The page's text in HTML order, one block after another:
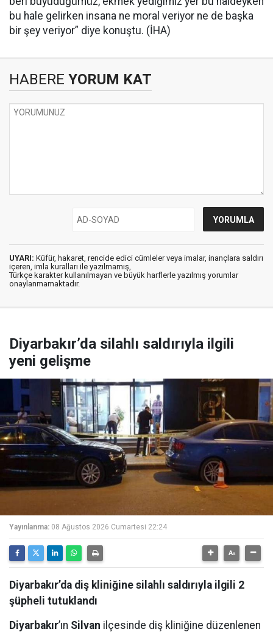
bu hale gelirken insana ne moral veriyor ne de başka
bir şey veriyor” diye konuştu. (İHA)
HABERE YORUM KAT
UYARI: Küfür, hakaret, rencide edici cümleler veya imalar, inançlara saldırı
içeren, imla kuralları ile yazılmamış,
Türkçe karakter kullanılmayan ve büyük harflerle yazılmış yorumlar
onaylanmamaktadır.
Diyarbakır’da silahlı saldırıyla ilgili
yeni gelişme
Yayınlanma: 08 Ağustos 2026 Cumartesi 22:24
Diyarbakır’da diş kliniğine silahlı saldırıyla ilgili 2
şüpheli tutuklandı
Diyarbakır’ın Silvan ilçesinde diş kliniğine düzenlenen